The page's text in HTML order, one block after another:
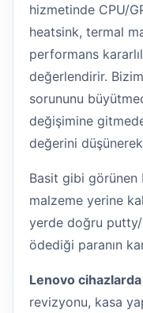
hizmetinde CPU/
heatsink, termal
performans
değerlendirir.
sorununu
değişimine
değerini
Basit gibi görünen
malzeme yerine
yerde doğru putty/
ödediği paranın
Lenovo cihazlarda
revizyonu, kasa